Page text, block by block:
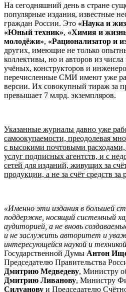
На сегодняшний день в стране
популярные издания, известные
граждан России. Это «Наука и
«Юный техник», «Химия и
молодёжи», «Рационализатор и
других, имеющие не только
коллективы, но и авторов из
учёных, конструкторов и
перечисленные СМИ имеют уже
версии. Их совокупный тираж за
превышает 7 млрд. экземпляров.
Указанные журналы давно уже
самоокупаемости, преодолевая
с высокими почтовыми
услуг подписных агентств, и с
сетей для изданий, живущих за
продукции, а не за счёт средств за
«Именно эти издания в большей
поддержке, носящий системный
аудиторией, а не вновь
и не заслужить авторитет и
интересующейся наукой и
Государственной Думы Антон
Председателю Правительства
Дмитрию Медведеву, Министру
Дмитрию Ливанову, Министру
Силуанову и Председателю